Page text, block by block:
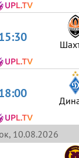
10.08.2026